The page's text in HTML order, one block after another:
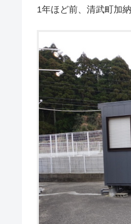
1年ほど前、清武町加